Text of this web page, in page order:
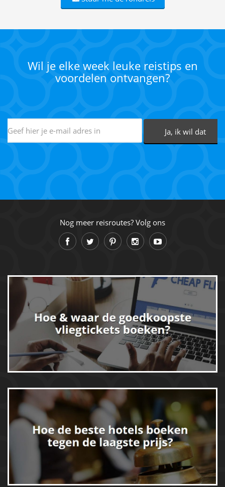
Wil je elke week leuke reistips en
voordelen ontvangen?
Nog meer reisroutes? Volg ons